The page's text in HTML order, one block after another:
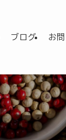
ブログ お